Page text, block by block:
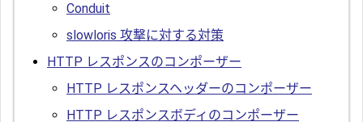
Conduit
slowloris 攻撃に対する対策
HTTP レスポンスのコンポーザー
HTTP レスポンスヘッダーのコンポーザー
HTTP レスポンスボディのコンポーザー